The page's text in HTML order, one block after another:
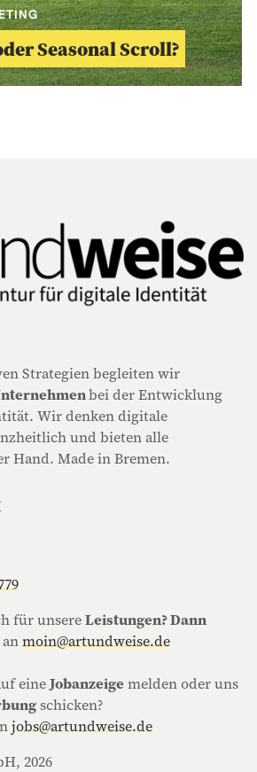
Seasonal Scroll?
Strategien begleiten wir
bei der Entwicklung
Wir denken digitale
und bieten alle
Hand. Made in Bremen.
für unsereLeistungen? Dann
moin@artundweise.de
eineJobanzeige melden oder uns
schicken?
jobs@artundweise.de
2026